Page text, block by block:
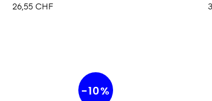
Prix
26,55 CHF
-10%